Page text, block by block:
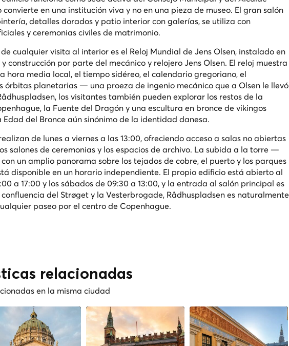
en una institución viva y no en una pieza de museo. El gran salón
detalles dorados y patio interior con galerías, se utiliza con
y ceremonias civiles de matrimonio.
cualquier visita al interior es el Reloj Mundial de Jens Olsen, instalado en
construcción por parte del mecánico y relojero Jens Olsen. El reloj muestra
hora media local, el tiempo sidéreo, el calendario gregoriano, el
órbitas planetarias — una proeza de ingenio mecánico que a Olsen le llevó
los visitantes también pueden explorar los restos de la
la Fuente del Dragón y una escultura en bronce de vikingos
del Bronce aún sinónimo de la identidad danesa.
de lunes a viernes a las 13:00, ofreciendo acceso a salas no abiertas
salones de ceremonias y los espacios de archivo. La subida a la torre —
un amplio panorama sobre los tejados de cobre, el puerto y los parques
disponible en un horario independiente. El propio edificio está abierto al
a 17:00 y los sábados de 09:30 a 13:00, y la entrada al salón principal es
del Strøget y la Vesterbrogade, Rådhuspladsen es naturalmente
paseo por el centro de Copenhague.
relacionadas
en la misma ciudad